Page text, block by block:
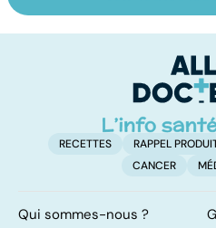
alimentaires :
RECETTES RAPPEL
CANCER
Qui sommes-nous ?